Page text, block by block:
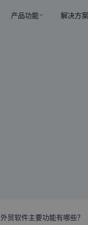
产品功能 解决方案
外贸软件主要功能有哪些？